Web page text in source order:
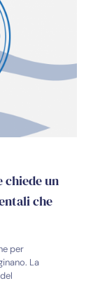
chiede un
che
per
La